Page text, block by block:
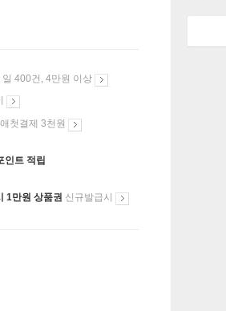
일 400건, 4만원 이상
첫결제 3천원
인트 적립
1만원 상품권 신규발급시